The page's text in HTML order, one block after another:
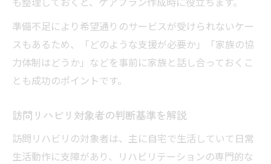
介護保険と医療保険の対象者整理
訪問リハビリ保険選択の注意点と判断法
保険別の訪問リハビリ申請時ポイント
準備不足により希望通りのサービスが受けられないケー
スもあるため、「どのような支援が必要か」「家族の協
力体制はどうか」などを事前に家族と話し合っておくこ
とも成功のポイントです。
訪問リハビリ対象者の判断基準を解説
訪問リハビリの対象者は、主に自宅で生活していて日常
生活動作に支障があり、リハビリテーションの専門的な